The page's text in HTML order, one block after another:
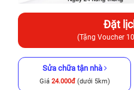
Đặt
(Tặng Voucher
Sửa chữa tận nhà
Giá 24.000đ(dưới 5km)